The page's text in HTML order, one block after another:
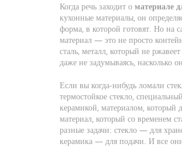
Когда речь заходит о материале
кухонные материалы, он
форма, в которой готовят. Но на
материал — это не просто
сталь, металл, который не
даже не задумываясь, насколько
Если вы когда-нибудь ломали
термостойкое стекло,
керамикой, материалом, который
материал, который со временем
разные задачи: стекло — для
керамика — для подачи. И все